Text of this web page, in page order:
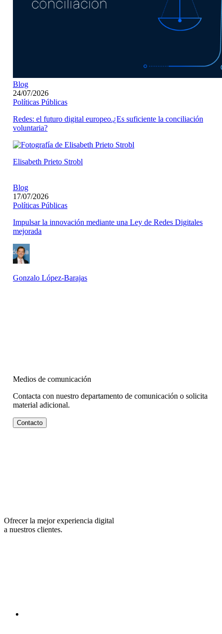
Blog
24/07/2026
Políticas Públicas
Redes: el futuro digital europeo.¿Es suficiente la conciliación
voluntaria?
Elisabeth Prieto Strobl
Blog
17/07/2026
Políticas Públicas
Impulsar la innovación mediante una Ley de Redes Digitales
mejorada
Gonzalo López-Barajas
Medios de comunicación
Contacta con nuestro departamento de comunicación o solicita
material adicional.
Contacto
Ofrecer la mejor experiencia digital
a nuestros clientes.